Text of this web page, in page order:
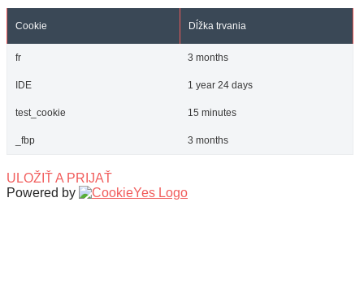
Cookie Dĺžka trvania
fr 3 months
IDE 1 year 24 days
test_cookie 15 minutes
_fbp 3 months
ULOŽIŤ A PRIJAŤ
Powered by